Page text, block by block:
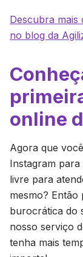
Descubra mais
no blog da
online
Agora que
Instagram
livre para
mesmo? Então
burocrática do
nosso serviço
tenha mais